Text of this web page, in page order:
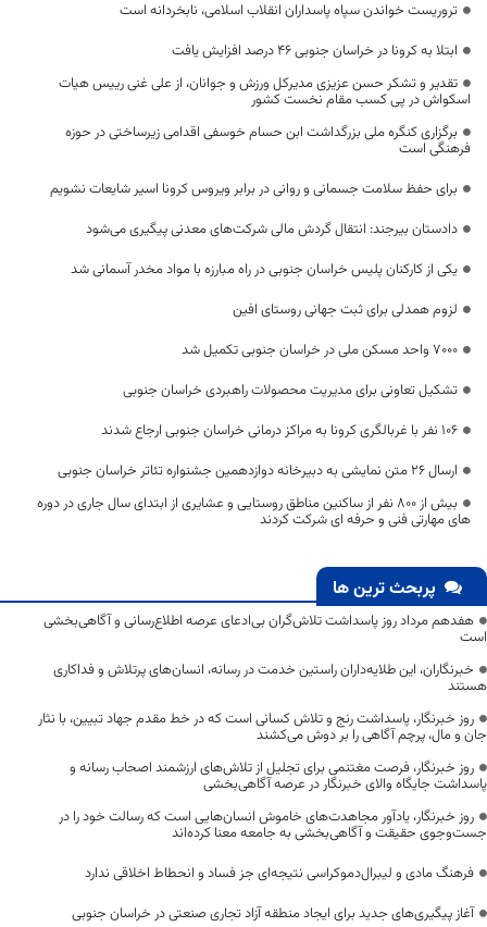
تروریست خواندن سپاه پاسداران انقلاب اسلامی، نابخردانه است
ابتلا به کرونا در خراسان جنوبی ۴۶ درصد افزایش یافت
تقدیر و تشکر حسن عزیزی مدیرکل ورزش و جوانان، از علی غنی رییس هیات
اسکواش در پی کسب مقام نخست کشور
برگزاری کنگره ملی بزرگداشت ابن حسام خوسفی اقدامی زیرساختی در حوزه
فرهنگی است
برای حفظ سلامت جسمانی و روانی در برابر ویروس کرونا اسیر شایعات نشویم
دادستان بیرجند: انتقال گردش مالی شرکت‌های معدنی پیگیری می‌شود
یکی از کارکنان پلیس خراسان جنوبی در راه مبارزه با مواد مخدر آسمانی شد
لزوم همدلی برای ثبت جهانی روستای افین
۷۰۰۰ واحد مسکن ملی در خراسان جنوبی تکمیل شد
تشکیل تعاونی برای مدیریت محصولات راهبردی خراسان جنوبی
۱۰۶ نفر با غربالگری کرونا به مراکز درمانی خراسان جنوبی ارجاع شدند
ارسال 26 متن نمایشی به دبیرخانه دوازدهمین جشنواره تئاتر خراسان جنوبی
بیش از ۸۰۰ نفر از ساکنین مناطق روستایی و عشایری از ابتدای سال جاری در دوره
های مهارتی فنی و حرفه ای شرکت کردند
پربحث ترین ها
هفدهم مرداد روز پاسداشت تلاش‌گران بی‌ادعای عرصه اطلاع‌رسانی و آگاهی‌بخشی
است
خبرنگاران، این طلایه‌داران راستین خدمت در رسانه، انسان‌های پرتلاش و فداکاری
هستند
روز خبرنگار، پاسداشت رنج و تلاش کسانی است که در خط مقدم جهاد تبیین، با نثار
جان و مال، پرچم آگاهی را بر دوش می‌کشند
روز خبرنگار، فرصت مغتنمی برای تجلیل از تلاش‌های ارزشمند اصحاب رسانه و
پاسداشت جایگاه والای خبرنگار در عرصه آگاهی‌بخشی
روز خبرنگار، یادآور مجاهدت‌های خاموش انسان‌هایی است که رسالت خود را در
جست‌وجوی حقیقت و آگاهی‌بخشی به جامعه معنا کرده‌اند
فرهنگ مادی و لیبرال‌دموکراسی نتیجه‌ای جز فساد و انحطاط اخلاقی ندارد
آغاز پیگیری‌های جدید برای ایجاد منطقه آزاد تجاری صنعتی در خراسان جنوبی